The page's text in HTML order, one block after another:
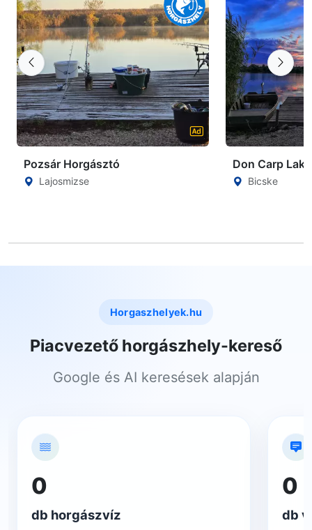
Pozsár Horgásztó
Lajosmizse
Don Carp Lake
Bicske
Horgaszhelyek.hu
Piacvezető horgászhely-kereső
Google és AI keresések alapján
0
db horgászvíz
0
db